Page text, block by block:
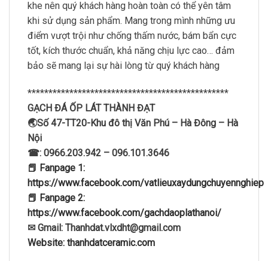
khe nên quý khách hàng hoàn toàn có thể yên tâm
khi sử dụng sản phẩm. Mang trong mình những ưu
điểm vượt trội như chống thấm nước, bám bẩn cực
tốt, kích thước chuẩn, khả năng chịu lực cao… đảm
bảo sẽ mang lại sự hài lòng từ quý khách hàng
************************************************
GẠCH ĐÁ ỐP LÁT THÀNH ĐẠT
🌏Số 47-TT20-Khu đô thị Văn Phú – Hà Đông – Hà
Nội
☎: 0966.203.942 – 096.101.3646
📕 Fanpage 1:
https://www.facebook.com/vatlieuxaydungchuyennghiep
📕 Fanpage 2:
https://www.facebook.com/gachdaoplathanoi/
✉ Gmail: Thanhdat.vlxdht@gmail.com
Website: thanhdatceramic.com